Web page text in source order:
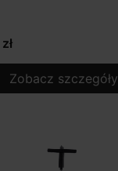
Zobacz szczegóły